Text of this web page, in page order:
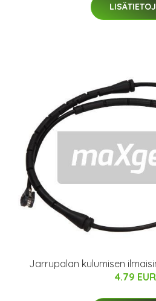
Jarrupalan kulumisen
4.79 EUR